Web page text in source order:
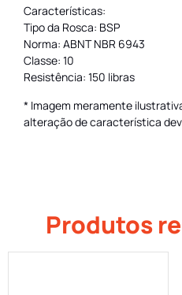
Características:
Tipo da Rosca: BSP
Norma: ABNT NBR 6943
Classe: 10
Resistência: 150 libras
* Imagem meramente
alteração de característica
Produtos